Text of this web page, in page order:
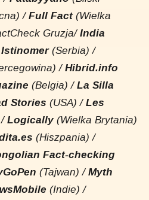
/Full Fact(Wielka
Gruzja/India
Istinomer(Serbia) /
/Hibrid.info
(Belgia) /La Silla
Stories (USA) /Les
/Logically(Wielka Brytania)
(Hiszpania) /
Fact-checking
(Tajwan) /Myth
(Indie) /